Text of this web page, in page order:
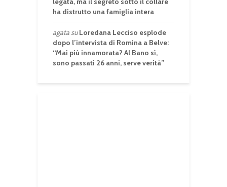
ha distrutto una famiglia intera
agatasuLoredana Lecciso esplode
dopo l’intervista di Romina a Belve:
“Mai più innamorata? Al Bano sì,
sono passati 26 anni, serve verità”